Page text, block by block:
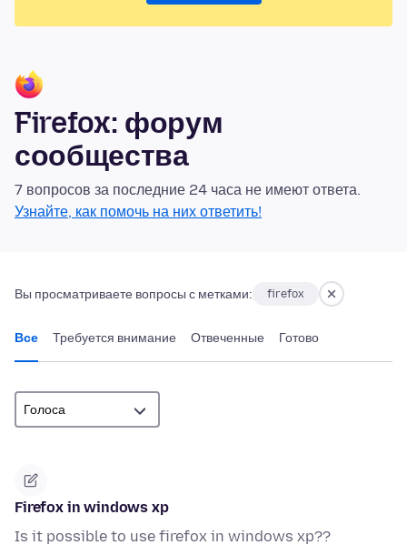
Firefox: форум
сообщества
7 вопросов за последние 24 часа не имеют ответа.
Узнайте, как помочь на них ответить!
Вы просматриваете вопросы с метками: firefox
Все Требуется внимание Отвеченные Готово
Firefox in windows xp
Is it possible to use firefox in windows xp??